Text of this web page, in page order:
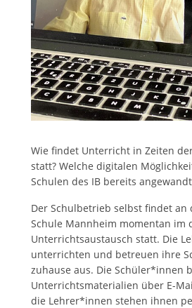
Wie findet Unterricht in Zeiten
statt? Welche digitalen
Schulen des IB bereits
Der Schulbetrieb selbst findet an
Schule Mannheim momentan im
Unterrichtsaustausch statt. Die
unterrichten und betreuen ihre
zuhause aus. Die Schüler*innen
Unterrichtsmaterialien über E-
die Lehrer*innen stehen ihnen